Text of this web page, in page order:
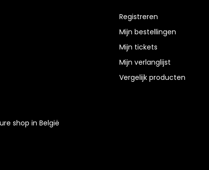
shop in België
Registreren
Mijn bestellingen
Mijn tickets
Mijn verlanglijst
Vergelijk producten